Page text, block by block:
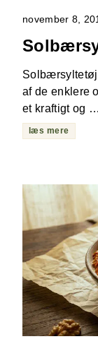
november 8,
af de enklere
et kraftigt og …
læs mere